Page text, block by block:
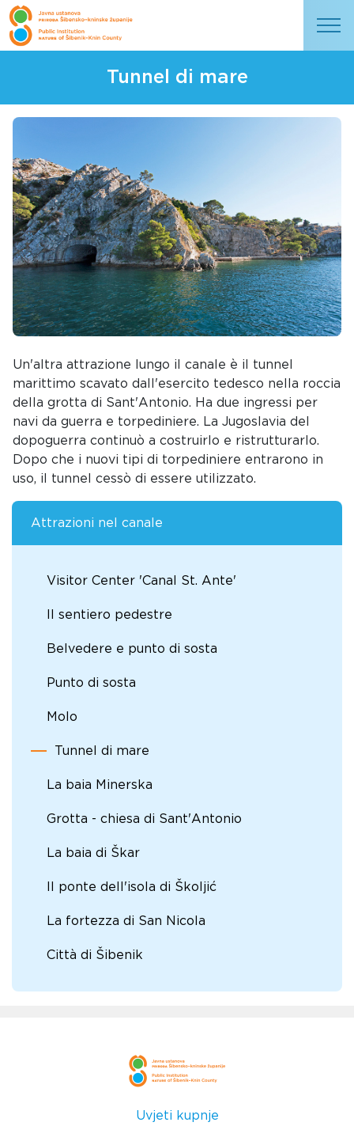
Tunnel di mare
Un'altra attrazione lungo il canale è il tunnel
marittimo scavato dall'esercito tedesco nella roccia
della grotta di Sant'Antonio. Ha due ingressi per
navi da guerra e torpediniere. La Jugoslavia del
dopoguerra continuò a costruirlo e ristrutturarlo.
Dopo che i nuovi tipi di torpediniere entrarono in
uso, il tunnel cessò di essere utilizzato.
Attrazioni nel canale
Visitor Center 'Canal St. Ante'
Il sentiero pedestre
Belvedere e punto di sosta
Punto di sosta
Molo
Tunnel di mare
La baia Minerska
Grotta - chiesa di Sant'Antonio
La baia di Škar
Il ponte dell'isola di Školjić
La fortezza di San Nicola
Città di Šibenik
Uvjeti kupnje